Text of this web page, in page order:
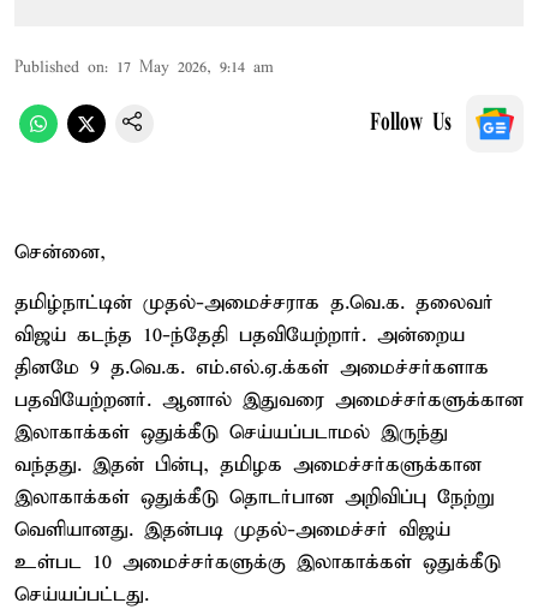
Published on: 17 May 2026, 9:14 am
Follow Us
சென்னை,
தமிழ்நாட்டின் முதல்-அமைச்சராக த.வெ.க. தலைவர்
விஜய் கடந்த 10-ந்தேதி பதவியேற்றார். அன்றைய
தினமே 9 த.வெ.க. எம்.எல்.ஏ.க்கள் அமைச்சர்களாக
பதவியேற்றனர். ஆனால் இதுவரை அமைச்சர்களுக்கான
இலாகாக்கள் ஒதுக்கீடு செய்யப்படாமல் இருந்து
வந்தது. இதன் பின்பு, தமிழக அமைச்சர்களுக்கான
இலாகாக்கள் ஒதுக்கீடு தொடர்பான அறிவிப்பு நேற்று
வெளியானது. இதன்படி முதல்-அமைச்சர் விஜய்
உள்பட 10 அமைச்சர்களுக்கு இலாகாக்கள் ஒதுக்கீடு
செய்யப்பட்டது.